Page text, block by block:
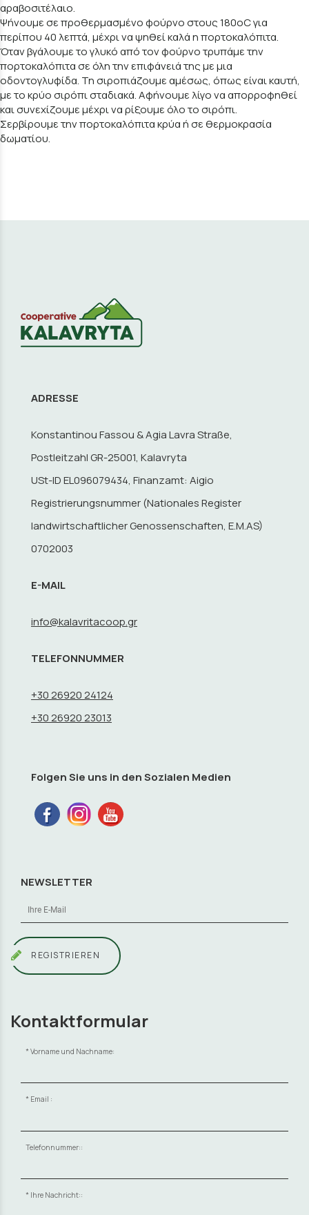
αραβοσιτέλαιο.
Ψήνουμε σε προθερμασμένο φούρνο στους 180οC για
περίπου 40 λεπτά, μέχρι να ψηθεί καλά η πορτοκαλόπιτα.
Όταν βγάλουμε το γλυκό από τον φούρνο τρυπάμε την
πορτοκαλόπιτα σε όλη την επιφάνειά της με μια
οδοντογλυφίδα. Τη σιροπιάζουμε αμέσως, όπως είναι καυτή,
με το κρύο σιρόπι σταδιακά. Αφήνουμε λίγο να απορροφηθεί
και συνεχίζουμε μέχρι να ρίξουμε όλο το σιρόπι.
Σερβίρουμε την πορτοκαλόπιτα κρύα ή σε θερμοκρασία
δωματίου.
ADRESSE
Konstantinou Fassou & Agia Lavra Straße,
Postleitzahl GR-25001, Kalavryta
USt-ID EL096079434, Finanzamt: Aigio
Registrierungsnummer (Nationales Register
landwirtschaftlicher Genossenschaften, E.M.AS)
0702003
E-MAIL
info@kalavritacoop.gr
TELEFONNUMMER
+30 26920 24124
+30 26920 23013
Folgen Sie uns in den Sozialen Medien
NEWSLETTER
REGISTRIEREN
Kontaktformular
Vorname und Nachname:
Email :
Telefonnummer::
Ihre Nachricht::